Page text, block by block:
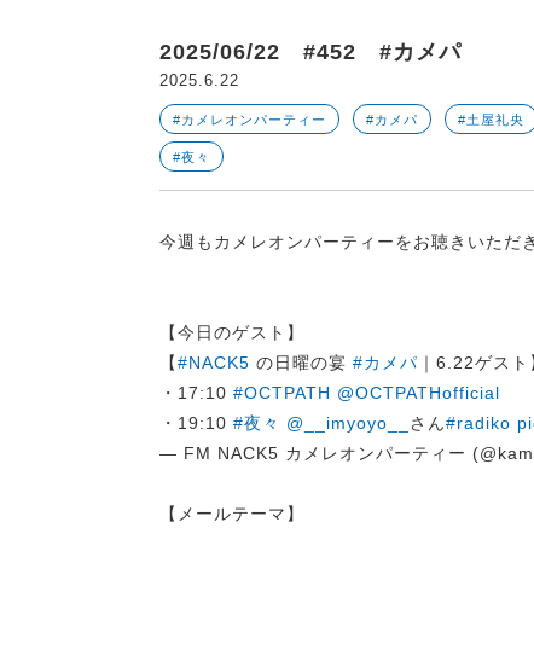
2025/06/22 #452 #カメパ
2025.6.22
#カメレオンパーティー #カメパ #土屋礼央
#夜々
今週もカメレオンパーティーをお聴きいただ
【今日のゲスト】
【#NACK5 の日曜の宴 #カメパ ｜6.22ゲスト
・17:10 #OCTPATH @OCTPATHofficial
・19:10 #夜々 @__imyoyo__ さん#radiko
— FM NACK5 カメレオンパーティー
【メールテーマ】